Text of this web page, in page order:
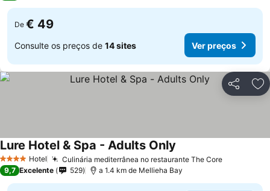
De € 49
Consulte os preços de 14 sites Ver preços
Partilhar
4 EstrelasHotel Culinária mediterrânea no restaurante The Core
Lure Hotel & Spa - Adults Only
9,7 Excelente 529 a 1.4 km de Mellieha Bay